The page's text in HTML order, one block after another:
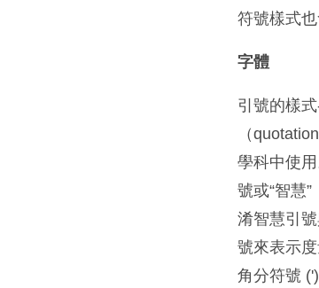
符號樣式
字體
引號的樣
（
學科中使
號或“智慧
淆智慧引
號來表示
角分符號